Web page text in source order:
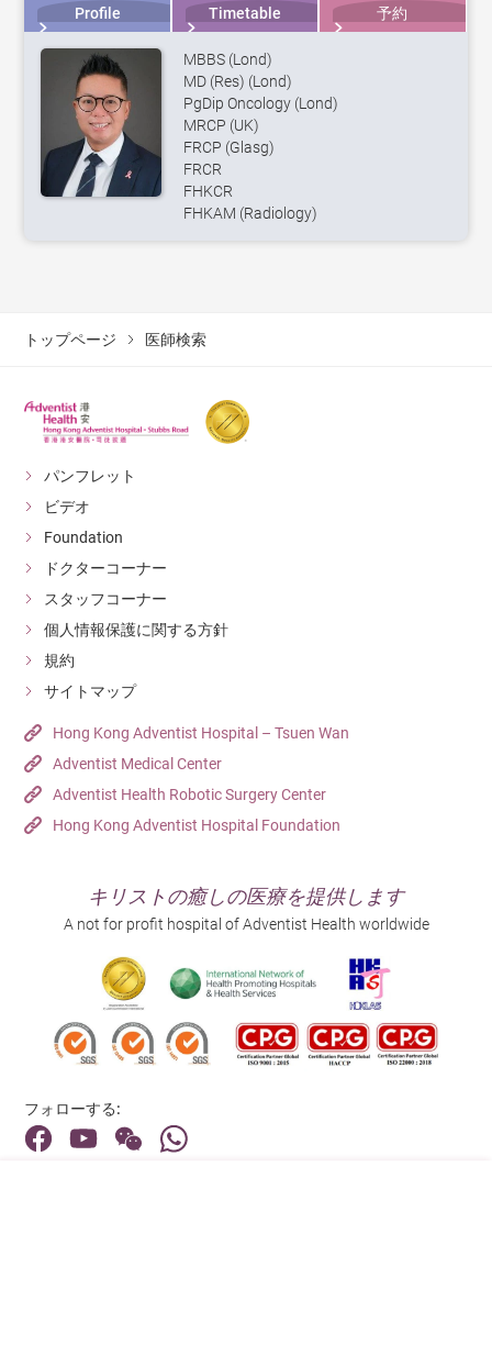
Profile Timetable 予約
MBBS (Lond)
MD (Res) (Lond)
PgDip Oncology (Lond)
MRCP (UK)
FRCP (Glasg)
FRCR
FHKCR
FHKAM (Radiology)
トップページ 医師検索
パンフレット
ビデオ
Foundation
ドクターコーナー
スタッフコーナー
個人情報保護に関する方針
規約
サイトマップ
Hong Kong Adventist Hospital – Tsuen Wan
Adventist Medical Center
Adventist Health Robotic Surgery Center
Hong Kong Adventist Hospital Foundation
キリストの癒しの医療を提供します
A not for profit hospital of Adventist Health worldwide
フォローする: